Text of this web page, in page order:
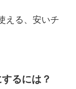
える、安いチ
るには？